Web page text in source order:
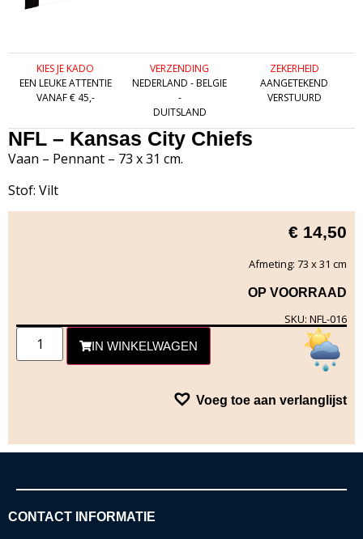
KIES JE KADO
EEN LEUKE ATTENTIE
VANAF € 45,-
VERZENDING
NEDERLAND - BELGIE
-
DUITSLAND
ZEKERHEID
AANGETEKEND
VERSTUURD
NFL – Kansas City Chiefs
Vaan – Pennant – 73 x 31 cm.
Stof: Vilt
€ 14,50
Afmeting: 73 x 31 cm
OP VOORRAAD
SKU: NFL-016
IN WINKELWAGEN
Voeg toe aan verlanglijst
CONTACT INFORMATIE